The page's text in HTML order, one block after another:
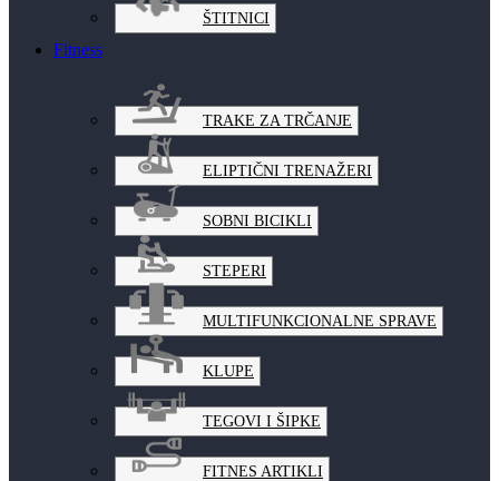
ŠTITNICI
Fitness
TRAKE ZA TRČANJE
ELIPTIČNI TRENAŽERI
SOBNI BICIKLI
STEPERI
MULTIFUNKCIONALNE SPRAVE
KLUPE
TEGOVI I ŠIPKE
FITNES ARTIKLI